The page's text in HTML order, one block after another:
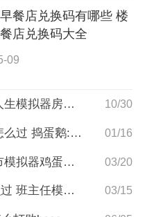
餐店兑换码有哪些 楼
店兑换码大全
09
人生模拟器房子有什么用 人生模拟器房子玩法攻略 10/30
捣蛋鹅:大鹅模拟器第一关怎么过 捣蛋鹅:大鹅模拟器第一关通关方法 01/16
超市模拟器鸡蛋放哪里 超市模拟器鸡蛋摆放位置介绍 03/20
班主任模拟器第十二关怎么过 班主任模拟器第12关攻略 03/15